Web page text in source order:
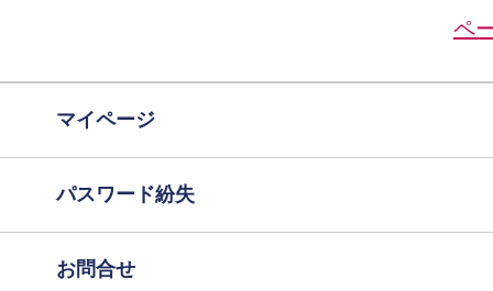
ペ
マイページ
パスワード紛失
お問合せ